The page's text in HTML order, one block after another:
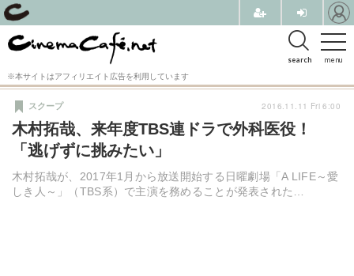
menu
search
※本サイトはアフィリエイト広告を利用しています
木村拓哉、来年度TBS連ドラで外科医役！
「逃げずに挑みたい」
木村拓哉が、2017年1月から放送開始する日曜劇場「A LIFE～愛
しき人～」（TBS系）で主演を務めることが発表された…
スクープ 2016.11.11 Fri 6:00